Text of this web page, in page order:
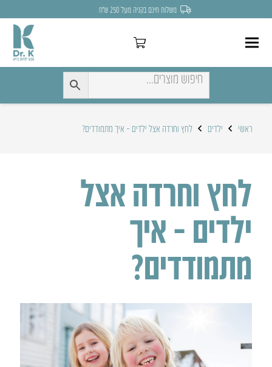
לחצו כאן להנחה של 7% לקניה הראשונה
ראשי ילדים לחץ וחרדה אצל ילדים – איך מתמודדים?
לחץ וחרדה אצל
ילדים – איך
מתמודדים?